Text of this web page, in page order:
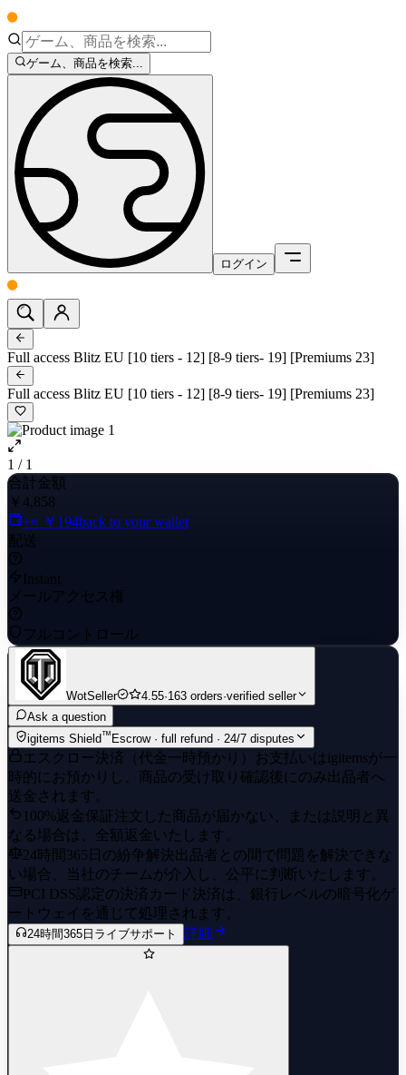
ゲーム、商品を検索...
ログイン
Full access Blitz EU [10 tiers - 12] [8-9 tiers- 19] [Premiums 23]
Full access Blitz EU [10 tiers - 12] [8-9 tiers- 19] [Premiums 23]
1 / 1
合計金額
￥4,858
+≈ ￥194back to your wallet
配送
Instant
メールアクセス権
フルコントロール
WotSeller 4.55·163 orders·verified seller
Ask a question
igitems Shield™Escrow · full refund · 24/7 disputes
エスクロー決済（代金一時預かり）
お支払いはigitemsが一
時的にお預かりし、商品の受け取り確認後にのみ出品者へ
送金されます。
100%返金保証 注文した商品が届かない、または説明と異
なる場合は、全額返金いたします。
24時間365日の紛争解決出品者との間で問題を解決できな
い場合、当社のチームが介入し、公平に判断いたします。
PCI DSS認定の決済 カード決済は、銀行レベルの暗号化ゲ
ートウェイを通じて処理されます。
24時間365日ライブサポート 詳細